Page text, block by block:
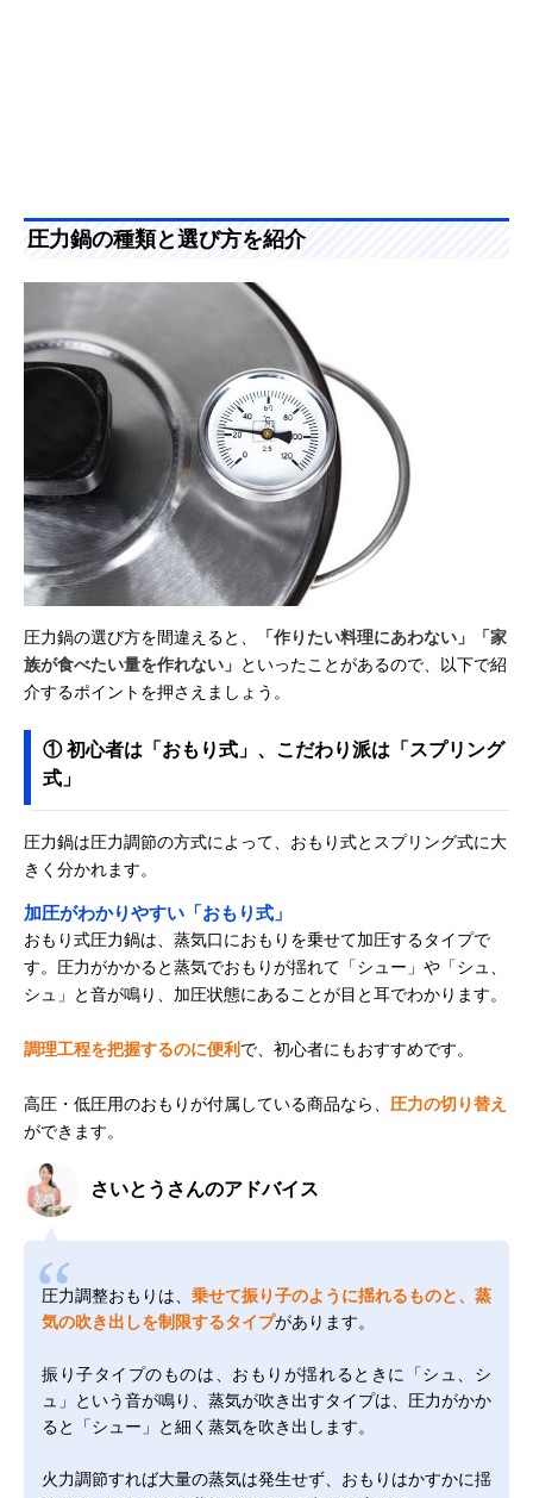
圧力鍋の種類と選び方を紹介
圧力鍋の選び方を間違えると、
「作りたい料理にあわない」「家
族が食べたい量を作れない」 といったことがあるので、以下で紹
介するポイントを押さえましょう。
① 初心者は「おもり式」、こだわり派は「スプリング
式」
圧力鍋は圧力調節の方式によって、おもり式とスプリング式に大
きく分かれます。
加圧がわかりやすい「おもり式」
おもり式圧力鍋は、蒸気口におもりを乗せて加圧するタイプで
す。圧力がかかると蒸気でおもりが揺れて「シュー」や「シュ、
シュ」と音が鳴り、加圧状態にあることが目と耳でわかります。
調理工程を把握するのに便利 で、初心者にもおすすめです。
高圧・低圧用のおもりが付属している商品なら、 圧力の切り替え
ができます。
さいとうさんのアドバイス
圧力調整おもりは、 乗せて振り子のように揺れるものと、蒸
気の吹き出しを制限するタイプがあります。
振り子タイプのものは、おもりが揺れるときに「シュ、シ
ュ」という音が鳴り、蒸気が吹き出すタイプは、圧力がかか
ると「シュー」と細く蒸気を吹き出します。
火力調節すれば大量の蒸気は発生せず、おもりはかすかに揺